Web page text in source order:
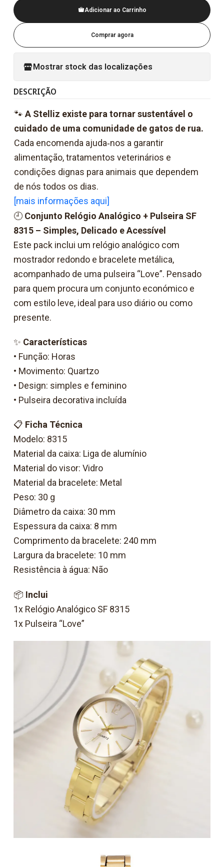
Adicionar ao Carrinho
Comprar agora
Mostrar stock das localizações
DESCRIÇÃO
🐾 A Stelliz existe para tornar sustentável o
cuidado de uma comunidade de gatos de rua.
Cada encomenda ajuda‑nos a garantir
alimentação, tratamentos veterinários e
condições dignas para animais que dependem
de nós todos os dias.
[mais informações aqui]
🕘Conjunto Relógio Analógico + Pulseira SF
8315 – Simples, Delicado e Acessível
Este pack inclui um relógio analógico com
mostrador redondo e bracelete metálica,
acompanhado de uma pulseira “Love”. Pensado
para quem procura um conjunto económico e
com estilo leve, ideal para uso diário ou como
presente.
✨ Características
• Função: Horas
• Movimento: Quartzo
• Design: simples e feminino
• Pulseira decorativa incluída
📋 Ficha Técnica
Modelo: 8315
Material da caixa: Liga de alumínio
Material do visor: Vidro
Material da bracelete: Metal
Peso: 30 g
Diâmetro da caixa: 30 mm
Espessura da caixa: 8 mm
Comprimento da bracelete: 240 mm
Largura da bracelete: 10 mm
Resistência à água: Não
📦 Inclui
1x Relógio Analógico SF 8315
1x Pulseira “Love”